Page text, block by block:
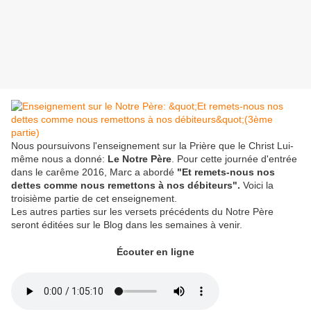
Nous poursuivons l'enseignement sur la Prière que le Christ Lui-
même nous a donné: Le Notre Père . Pour cette journée d'entrée
dans le carême 2016, Marc a abordé "Et remets-nous nos
dettes comme nous remettons à nos débiteurs". Voici la
troisième partie de cet enseignement.
Les autres parties sur les versets précédents du Notre Père
seront éditées sur le Blog dans les semaines à venir.​
Écouter en ligne